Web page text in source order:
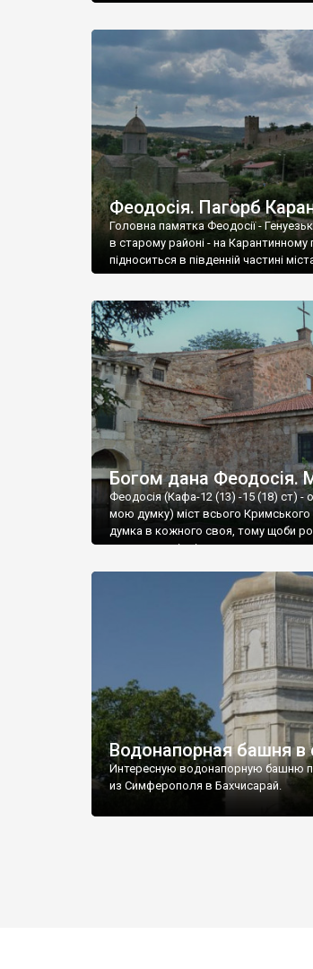
Феодосія. Пагорб
Головна памятка Феодосії -
в старому районі - на Карантинному
підноситься в південній частині
Богом дана Феодосія.
Феодосія (Кафа-12 (13) -15 (18) ст) -
мою думку) міст всього Кримського
думка в кожного своя, тому щоби
запрошую відвідати це
Водонапорная башня в
Интересную водонапорную башню
из Симферополя в Бахчисарай.